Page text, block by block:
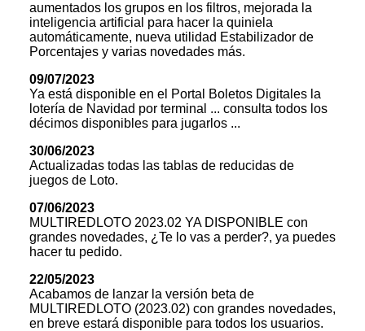
aumentados los grupos en los filtros, mejorada la
inteligencia artificial para hacer la quiniela
automáticamente, nueva utilidad Estabilizador de
Porcentajes y varias novedades más.
09/07/2023
Ya está disponible en el Portal Boletos Digitales la
lotería de Navidad por terminal ... consulta todos los
décimos disponibles para jugarlos ...
30/06/2023
Actualizadas todas las tablas de reducidas de
juegos de Loto.
07/06/2023
MULTIREDLOTO 2023.02 YA DISPONIBLE con
grandes novedades, ¿Te lo vas a perder?, ya puedes
hacer tu pedido.
22/05/2023
Acabamos de lanzar la versión beta de
MULTIREDLOTO (2023.02) con grandes novedades,
en breve estará disponible para todos los usuarios.